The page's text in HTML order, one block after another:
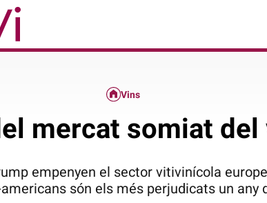
Vins
mercat somiat
empenyen el sector vitivinícola
són els més perjudicats un any